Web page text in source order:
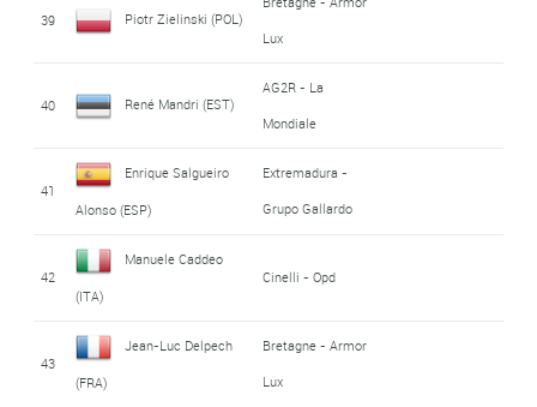
39 Piotr Zielinski (POL)
Lux
40 René Mandri (EST)
AG2R - La
Mondiale
41
Enrique Salgueiro
Alonso (ESP)
Extremadura -
Grupo Gallardo
42
Manuele Caddeo
(ITA)
Cinelli - Opd
43
Jean-Luc Delpech
(FRA)
Bretagne - Armor
Lux